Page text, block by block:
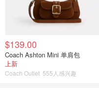
$139.00
Coach Ashton Mini 单肩包
上新
Coach Outlet 555人感兴趣